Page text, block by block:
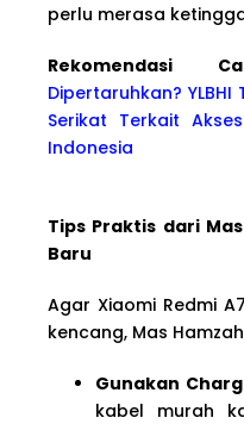
perlu merasa
Rekomendasi
Dipertaruhkan?
Serikat Terkait
Indonesia
Tips Praktis dari
Baru
Agar Xiaomi Redmi
kencang, Mas
Gunakan
kabel murah